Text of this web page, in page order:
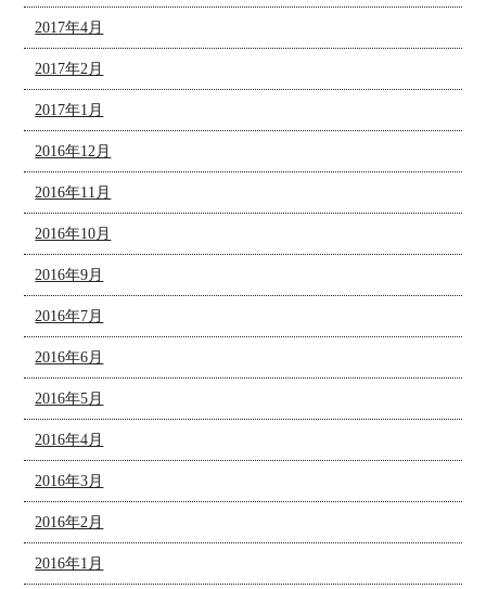
2017年4月
2017年2月
2017年1月
2016年12月
2016年11月
2016年10月
2016年9月
2016年7月
2016年6月
2016年5月
2016年4月
2016年3月
2016年2月
2016年1月